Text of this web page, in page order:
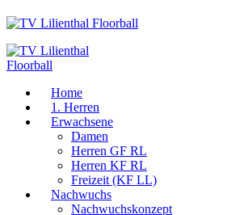
Home
1. Herren
Erwachsene
Damen
Herren GF RL
Herren KF RL
Freizeit (KF LL)
Nachwuchs
Nachwuchskonzept